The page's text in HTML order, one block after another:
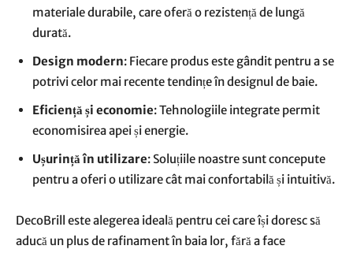
materiale durabile, care oferă o rezistență de lungă
durată.
Design modern: Fiecare produs este gândit pentru a se
potrivi celor mai recente tendințe în designul de baie.
Eficiență și economie: Tehnologiile integrate permit
economisirea apei și energie.
Ușurință în utilizare: Soluțiile noastre sunt concepute
pentru a oferi o utilizare cât mai confortabilă și intuitivă.
DecoBrill este alegerea ideală pentru cei care își doresc să
aducă un plus de rafinament în baia lor, fără a face